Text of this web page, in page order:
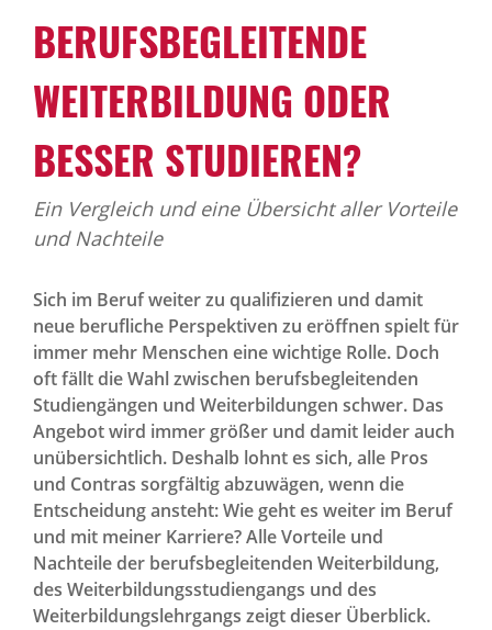
BERUFSBEGLEITENDE
WEITERBILDUNG ODER
BESSER STUDIEREN?
Ein Vergleich und eine Übersicht aller Vorteile
und Nachteile
Sich im Beruf weiter zu qualifizieren und damit
neue berufliche Perspektiven zu eröffnen spielt für
immer mehr Menschen eine wichtige Rolle. Doch
oft fällt die Wahl zwischen berufsbegleitenden
Studiengängen und Weiterbildungen schwer. Das
Angebot wird immer größer und damit leider auch
unübersichtlich. Deshalb lohnt es sich, alle Pros
und Contras sorgfältig abzuwägen, wenn die
Entscheidung ansteht: Wie geht es weiter im Beruf
und mit meiner Karriere? Alle Vorteile und
Nachteile der berufsbegleitenden Weiterbildung,
des Weiterbildungsstudiengangs und des
Weiterbildungslehrgangs zeigt dieser Überblick.